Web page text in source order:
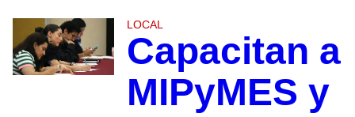
LOCAL
Capacitan a
MIPyMES y